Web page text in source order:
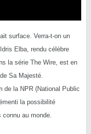
surface. Verra-t-on un
Elba, rendu célèbre
la série The Wire, est en
Sa Majesté.
de la NPR (National Public
la possibilité
connu au monde.